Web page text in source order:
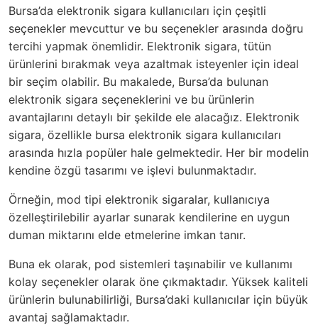
Bursa’da elektronik sigara kullanıcıları için çeşitli
seçenekler mevcuttur ve bu seçenekler arasında doğru
tercihi yapmak önemlidir. Elektronik sigara, tütün
ürünlerini bırakmak veya azaltmak isteyenler için ideal
bir seçim olabilir. Bu makalede, Bursa’da bulunan
elektronik sigara seçeneklerini ve bu ürünlerin
avantajlarını detaylı bir şekilde ele alacağız. Elektronik
sigara, özellikle bursa elektronik sigara kullanıcıları
arasında hızla popüler hale gelmektedir. Her bir modelin
kendine özgü tasarımı ve işlevi bulunmaktadır.
Örneğin, mod tipi elektronik sigaralar, kullanıcıya
özelleştirilebilir ayarlar sunarak kendilerine en uygun
duman miktarını elde etmelerine imkan tanır.
Buna ek olarak, pod sistemleri taşınabilir ve kullanımı
kolay seçenekler olarak öne çıkmaktadır. Yüksek kaliteli
ürünlerin bulunabilirliği, Bursa’daki kullanıcılar için büyük
avantaj sağlamaktadır.